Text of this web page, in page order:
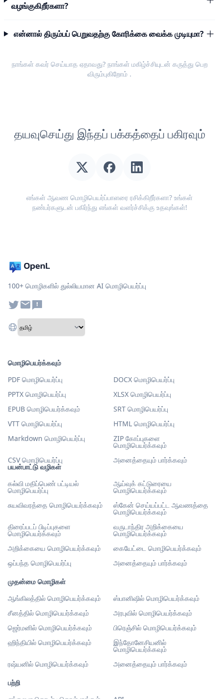
வழங்குகிறீர்களா?
என்னால் திரும்பப் பெறுவதற்கு கோரிக்கை வைக்க முடியுமா?
நாங்கள் கவர் செய்யாத ஏதாவது? நாங்கள் மகிழ்ச்சியுடன் கருத்து பெற
விரும்புகிறோம் .
தயவுசெய்து இந்தப் பக்கத்தைப் பகிரவும்
எங்கள் ஆவண மொழிபெயர்ப்பாளரை ரசிக்கிறீர்களா? உங்கள்
நண்பர்களுடன் பகிர்ந்து எங்கள் வளர்ச்சிக்கு உதவுங்கள்!
100+ மொழிகளில் துல்லியமான AI மொழிபெயர்ப்பு
பயன்பாட்டு வழிகள்
கல்வி மதிப்பெண் பட்டியல்
மொழிபெயர்ப்பு
ஆய்வுக் கட்டுரையை
மொழிபெயர்க்கவும்
சுயவிவரத்தை மொழிபெயர்க்கவும்
ஸ்கேன் செய்யப்பட்ட ஆவணத்தை
மொழிபெயர்க்கவும்
திரைப்படப் பிடிப்புகளை
மொழிபெயர்க்கவும்
வருடாந்திர அறிக்கையை
மொழிபெயர்க்கவும்
அறிக்கையை மொழிபெயர்க்கவும்
கையேட்டை மொழிபெயர்க்கவும்
ஒப்பந்த மொழிபெயர்ப்பு
அனைத்தையும் பார்க்கவும்
முதன்மை மொழிகள்
ஆங்கிலத்தில் மொழிபெயர்க்கவும்
ஸ்பானிஷில் மொழிபெயர்க்கவும்
சீனத்தில் மொழிபெயர்க்கவும்
அரபுவில் மொழிபெயர்க்கவும்
ஜெர்மனில் மொழிபெயர்க்கவும்
பிரெஞ்சில் மொழிபெயர்க்கவும்
ஹிந்தியில் மொழிபெயர்க்கவும்
இந்தோனேசியனில்
மொழிபெயர்க்கவும்
ரஷ்யனில் மொழிபெயர்க்கவும்
அனைத்தையும் பார்க்கவும்
மொழிபெயர்க்கவும்
PDF மொழிபெயர்ப்பு
DOCX மொழிபெயர்ப்பு
PPTX மொழிபெயர்ப்பு
XLSX மொழிபெயர்ப்பு
EPUB மொழிபெயர்க்கவும்
SRT மொழிபெயர்ப்பு
VTT மொழிபெயர்ப்பு
HTML மொழிபெயர்ப்பு
Markdown மொழிபெயர்ப்பு
ZIP கோப்புகளை
மொழிபெயர்க்கவும்
CSV மொழிபெயர்ப்பு
அனைத்தையும் பார்க்கவும்
பற்றி